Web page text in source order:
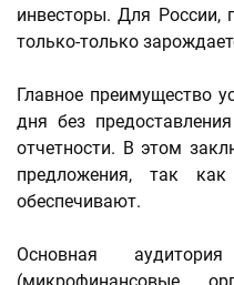
инвесторы. Для России,
только-только
Главное преимущество
дня без
отчетности. В этом
предложения, так
обеспечивают.
Основная